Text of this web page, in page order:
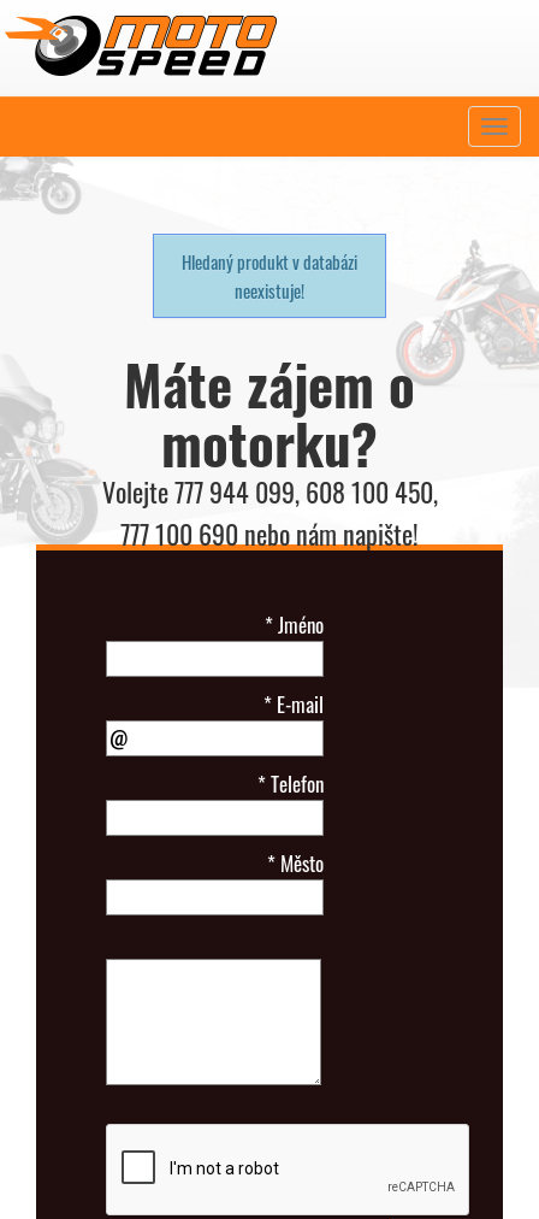
Hledaný produkt v databázi
neexistuje!
Máte zájem o
motorku?
Volejte 777 944 099, 608 100 450,
777 100 690 nebo nám napište!
*Jméno
* E-mail
*Telefon
* Město